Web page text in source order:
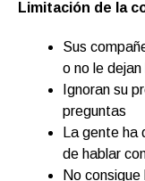
Limitación de la
Sus
o no le dejan
Ignoran su
preguntas
La gente ha
de hablar
No